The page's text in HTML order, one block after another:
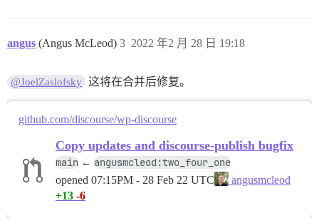
angus (Angus McLeod) 2022 年2 月 28 日 19:18
3
@JoelZaslofsky 这将在合并后修复。
github.com/discourse/wp-discourse
Copy updates and discourse-publish bugfix
main ← angusmcleod:two_four_one
opened 07:15PM - 28 Feb 22 UTC
angusmcleod
+13 -6